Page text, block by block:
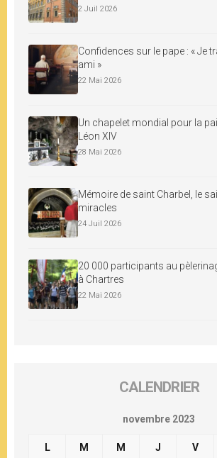
2 Juil 2026
Confidences sur le pape : « Je
ami »
22 Mai 2026
Un chapelet mondial pour la
Léon XIV
28 Mai 2026
Mémoire de saint Charbel, le
miracles
24 Juil 2026
20 000 participants au
à Chartres
22 Mai 2026
CALENDRIER
novembre 2023
L M M J V